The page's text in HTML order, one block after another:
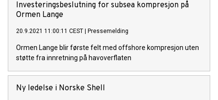
Investeringsbeslutning for subsea kompresjon på
Ormen Lange
20.9.2021 11:00:11 CEST Pressemelding
Ormen Lange blir første felt med offshore kompresjon uten
støtte fra innretning på havoverflaten
Ny ledelse i Norske Shell